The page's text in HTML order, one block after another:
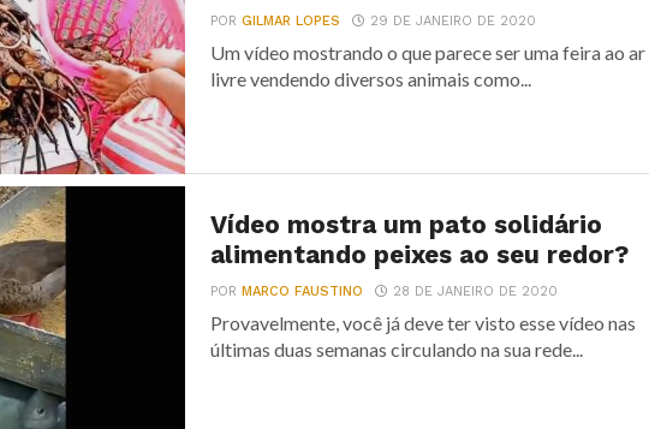
PORGILMAR LOPES 29 DE JANEIRO DE 2020
Um vídeo mostrando o que parece ser uma feira ao ar
livre vendendo diversos animais como...
Vídeo mostra um pato solidário
alimentando peixes ao seu redor?
PORMARCO FAUSTINO 28 DE JANEIRO DE 2020
Provavelmente, você já deve ter visto esse vídeo nas
últimas duas semanas circulando na sua rede...